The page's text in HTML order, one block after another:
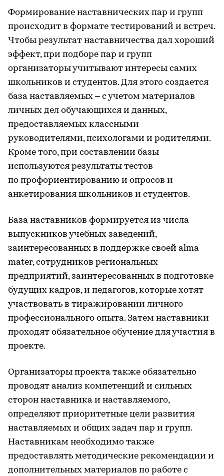
Формирование наставнических пар и групп
происходит в формате тестирований и встреч.
Чтобы результат наставничества дал хороший
эффект, при подборе пар и групп
организаторы учитывают интересы самих
школьников и студентов. Для этого создается
база наставляемых – с учетом материалов
личных дел обучающихся и данных,
предоставляемых классными
руководителями, психологами и родителями.
Кроме того, при составлении базы
используются результаты тестов
по профориентированию и опросов и
анкетирования школьников и студентов.
База наставников формируется из числа
выпускников учебных заведений,
заинтересованных в поддержке своей alma
mater, сотрудников региональных
предприятий, заинтересованных в подготовке
будущих кадров, и педагогов, которые хотят
участвовать в тиражировании личного
профессионального опыта. Затем наставники
проходят обязательное обучение для участия в
проекте.
Организаторы проекта также обязательно
проводят анализ компетенций и сильных
сторон наставника и наставляемого,
определяют приоритетные цели развития
наставляемых и общих задач пар и групп.
Наставникам необходимо также
предоставлять методические рекомендации и
дополнительных материалов по работе с